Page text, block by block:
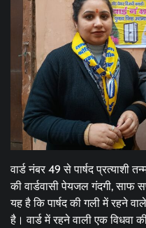
वार्ड नंबर 49 से पार्षद प्रत्याशी
की वार्डवासी पेयजल गंदगी,
यह है कि पार्षद की गली में रहने
है। वार्ड में रहने वाली एक